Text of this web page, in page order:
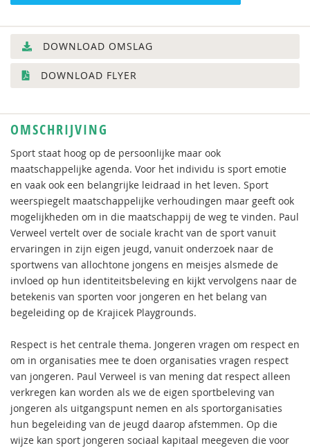
DOWNLOAD OMSLAG
DOWNLOAD FLYER
OMSCHRIJVING
Sport staat hoog op de persoonlijke maar ook
maatschappelijke agenda. Voor het individu is sport emotie
en vaak ook een belangrijke leidraad in het leven. Sport
weerspiegelt maatschappelijke verhoudingen maar geeft ook
mogelijkheden om in die maatschappij de weg te vinden. Paul
Verweel vertelt over de sociale kracht van de sport vanuit
ervaringen in zijn eigen jeugd, vanuit onderzoek naar de
sportwens van allochtone jongens en meisjes alsmede de
invloed op hun identiteitsbeleving en kijkt vervolgens naar de
betekenis van sporten voor jongeren en het belang van
begeleiding op de Krajicek Playgrounds.
Respect is het centrale thema. Jongeren vragen om respect en
om in organisaties mee te doen organisaties vragen respect
van jongeren. Paul Verweel is van mening dat respect alleen
verkregen kan worden als we de eigen sportbeleving van
jongeren als uitgangspunt nemen en als sportorganisaties
hun begeleiding van de jeugd daarop afstemmen. Op die
wijze kan sport jongeren sociaal kapitaal meegeven die voor